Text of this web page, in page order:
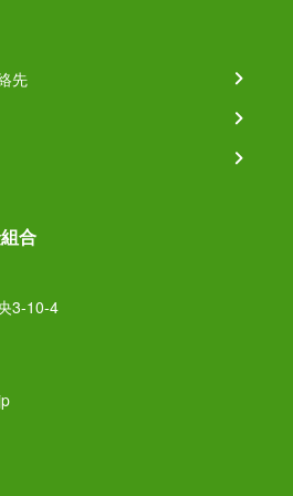
先
合
3-10-4